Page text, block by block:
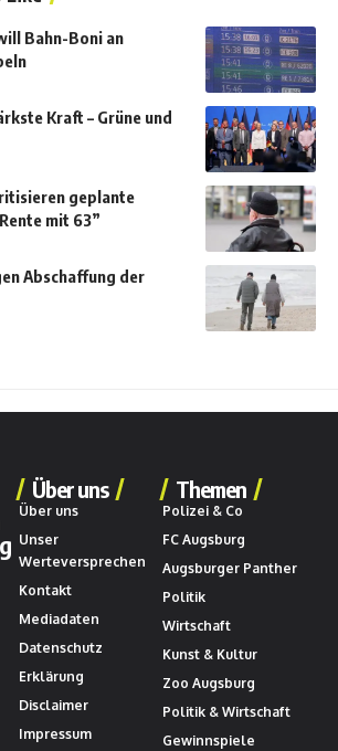
Bahn-Boni an
Kraft – Grüne und
geplante
mit 63”
Abschaffung der
Über uns
Über uns
Unser
Werteversprechen
Kontakt
Mediadaten
Datenschutz
Erklärung
Disclaimer
Impressum
Themen
Polizei & Co
FC Augsburg
Augsburger Panther
Politik
Wirtschaft
Kunst & Kultur
Zoo Augsburg
Politik & Wirtschaft
Gewinnspiele